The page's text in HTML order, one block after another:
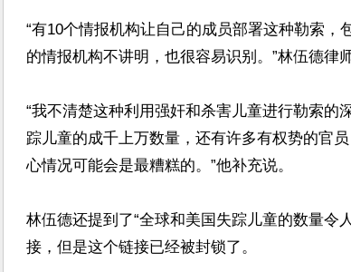
“有10个情报机构让自己的成员部署这种勒索，
的情报机构不讲明，也很容易识别。”林伍德律师
“我不清楚这种利用强奸和杀害儿童进行勒索的
踪儿童的成千上万数量，还有许多有权势的官
心情况可能会是最糟糕的。”他补充说。
林伍德还提到了“全球和美国失踪儿童的数量令
接，但是这个链接已经被封锁了。